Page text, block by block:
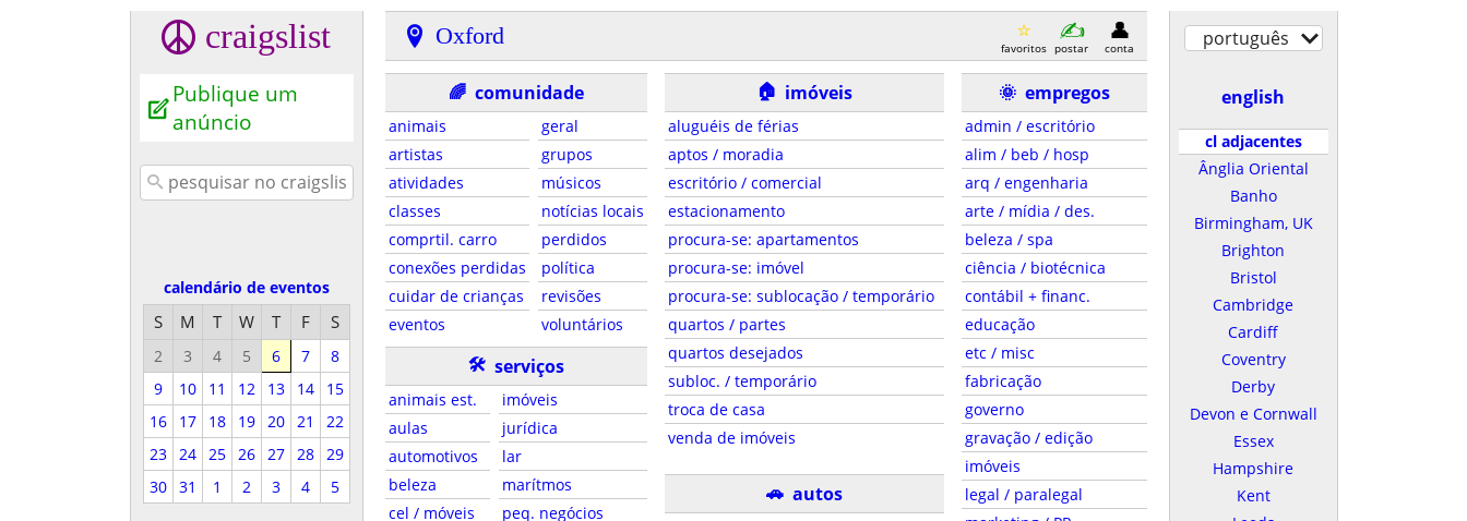
craigslist
Publique um
anúncio
calendário de eventos
S M T W T F S
2 3 4 5 6 7
8
9
10 11 12 13 14
15
16
17 18 19 20 21
22
23
24 25 26 27 28
29
30
31 1 2 3 4 5
Oxford favoritos postar conta
🌈 comunidade
animais
artistas
atividades
classes
comprtil. carro
conexões perdidas
cuidar de crianças
eventos
geral
grupos
músicos
notícias locais
perdidos
política
revisões
voluntários
🛠 serviços
animais est.
aulas
automotivos
beleza
cel / móveis
imóveis
jurídica
lar
marítmos
peq. negócios
🏠 imóveis
aluguéis de férias
aptos / moradia
escritório / comercial
estacionamento
procura-se: apartamentos
procura-se: imóvel
procura-se: sublocação / temporário
quartos / partes
quartos desejados
subloc. / temporário
troca de casa
venda de imóveis
🚗 autos
🌞 empregos
admin / escritório
alim / beb / hosp
arq / engenharia
arte / mídia / des.
beleza / spa
ciência / biotécnica
contábil + financ.
educação
etc / misc
fabricação
governo
gravação / edição
imóveis
legal / paralegal
português
english
cl adjacentes
Ânglia Oriental
Banho
Birmingham, UK
Brighton
Bristol
Cambridge
Cardiff
Coventry
Derby
Devon e Cornwall
Essex
Hampshire
Kent